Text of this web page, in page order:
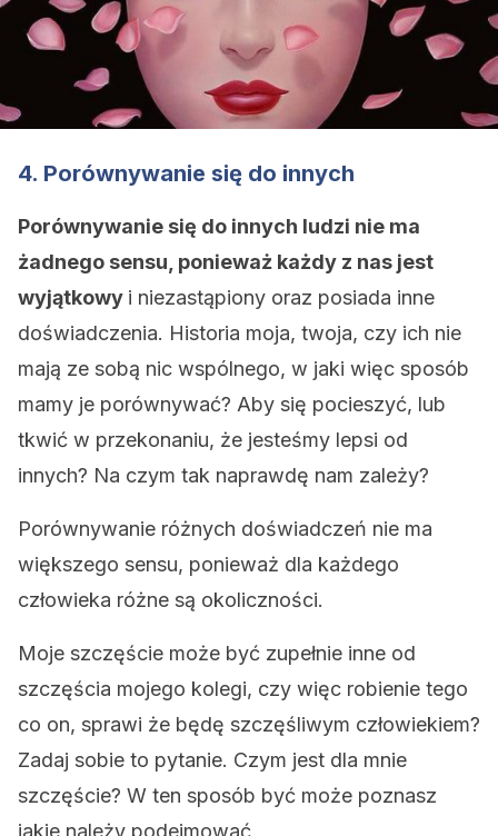
4. Porównywanie się do innych
Porównywanie się do innych ludzi nie ma
żadnego sensu, ponieważ każdy z nas jest
wyjątkowy i niezastąpiony oraz posiada inne
doświadczenia. Historia moja, twoja, czy ich nie
mają ze sobą nic wspólnego, w jaki więc sposób
mamy je porównywać? Aby się pocieszyć, lub
tkwić w przekonaniu, że jesteśmy lepsi od
innych? Na czym tak naprawdę nam zależy?
Porównywanie różnych doświadczeń nie ma
większego sensu, ponieważ dla każdego
człowieka różne są okoliczności.
Moje szczęście może być zupełnie inne od
szczęścia mojego kolegi, czy więc robienie tego
co on, sprawi że będę szczęśliwym człowiekiem?
Zadaj sobie to pytanie. Czym jest dla mnie
szczęście? W ten sposób być może poznasz
jakie należy podejmować